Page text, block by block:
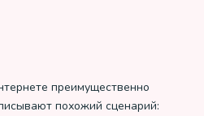
преимущественно
похожий сценарий: